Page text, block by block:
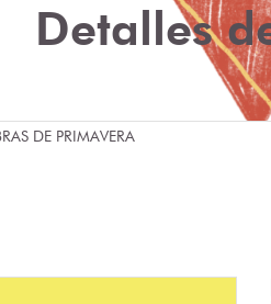
Detalles
DE PRIMAVERA